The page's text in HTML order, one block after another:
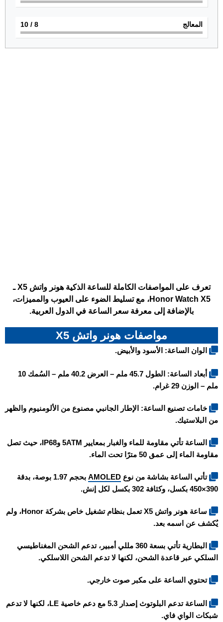
المعالج 8
/ 10
تعرف على المواصفات الكاملة للساعة الذكية هونر واتش X5 ـ
Honor Watch X5، مع تسليط الضوء على العيوب والمميزات،
بالإضافة إلى معرفة سعر الساعة في الدول العربية.
مواصفات هونر واتش X5
الوان الساعة: الأسود والأبيض.
أبعاد الساعة: الطول 45.7 ملم – العرض 40.2 ملم – السُمك 10
ملم – الوزن 29 غرام.
خامات تصنيع الساعة: الإطار الجانبي مصنوع من الألومنيوم والظهر
من البلاستيك.
الساعة تأتي مقاومة للماء والغبار بمعايير 5ATM وIP68، حيث تصل
مقاومة الماء إلى عمق 50 مترًا تحت الماء.
تأتي الساعة بشاشة من نوع AMOLED
بحجم 1.97 بوصة، بدقة
390×450 بكسل، وكثافة 302 بكسل لكل إنش.
ساعة هونر واتش X5 تعمل بنظام تشغيل خاص بشركة Honor، ولم
يُكشف عن اسمه بعد.
البطارية تأتي بسعة 360 مللي أمبير، تدعم الشحن المغناطيسي
السلكي عبر قاعدة الشحن، لكنها لا تدعم الشحن اللاسلكي.
تحتوي الساعة على مكبر صوت خارجي.
الساعة تدعم البلوتوث إصدار 5.3 مع دعم خاصية LE، لكنها لا تدعم
شبكات الواي فاي.